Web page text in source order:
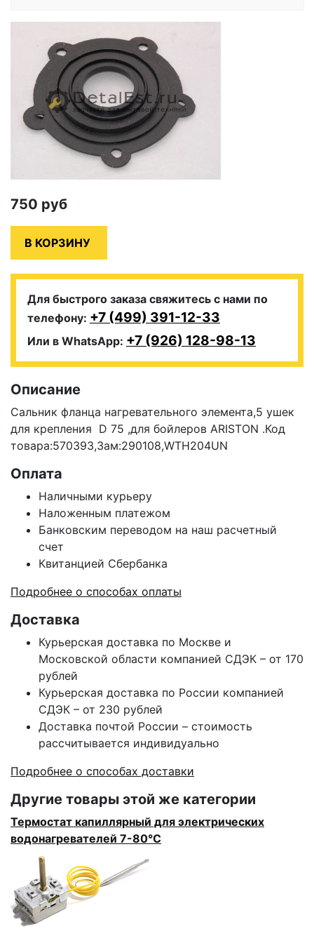
750 руб
Для быстрого заказа свяжитесь с нами по
телефону: +7 (499) 391-12-33
Или в WhatsApp: +7 (926) 128-98-13
Описание
Сальник фланца нагревательного элемента,5 ушек
для крепления D 75 ,для бойлеров ARISTON .Код
товара:570393,Зам:290108,WTH204UN
Оплата
Наличными курьеру
Наложенным платежом
Банковским переводом на наш расчетный
счет
Квитанцией Сбербанка
Подробнее о способах оплаты
Доставка
Курьерская доставка по Москве и
Московской области компанией СДЭК – от 170
рублей
Курьерская доставка по России компанией
СДЭК – от 230 рублей
Доставка почтой России – стоимость
рассчитывается индивидуально
Подробнее о способах доставки
Другие товары этой же категории
Термостат капиллярный для электрических
водонагревателей 7-80°C